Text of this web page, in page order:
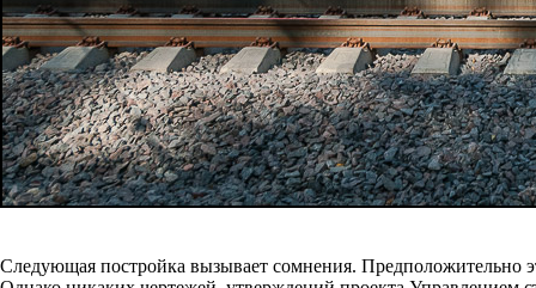
Следующая постройка вызывает сомнения. Предположительно